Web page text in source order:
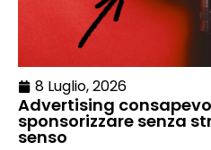
8 Luglio, 2026
Advertising
sponsorizzare senza
senso